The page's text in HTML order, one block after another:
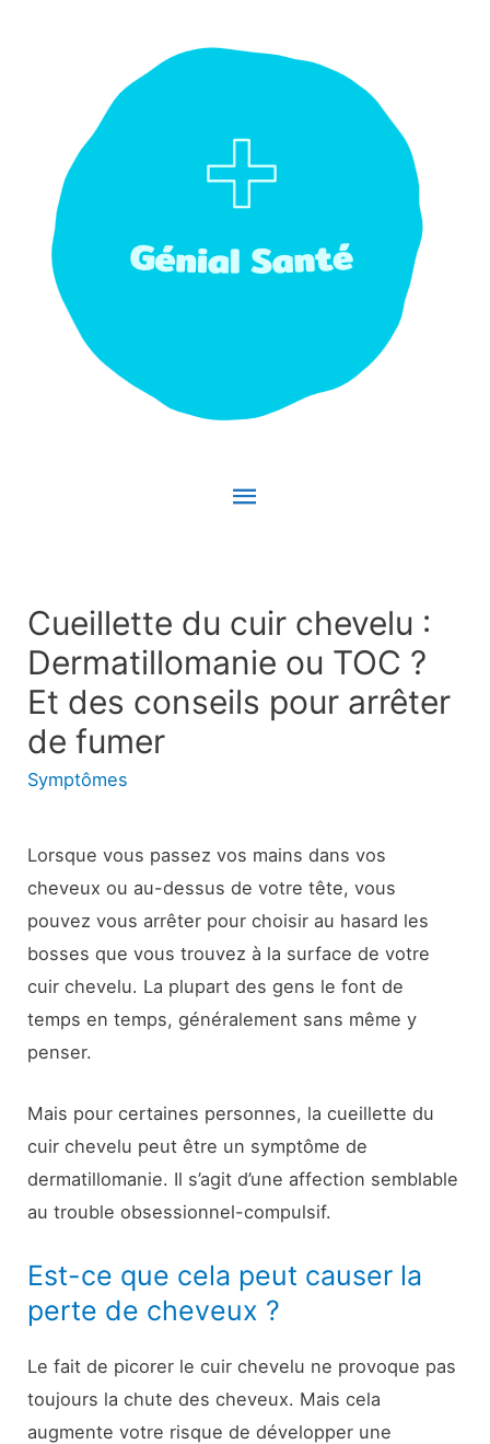
Menu
Cueillette du cuir chevelu :
Dermatillomanie ou TOC ?
Et des conseils pour arrêter
de fumer
Symptômes
Lorsque vous passez vos mains dans vos
cheveux ou au-dessus de votre tête, vous
pouvez vous arrêter pour choisir au hasard les
bosses que vous trouvez à la surface de votre
cuir chevelu. La plupart des gens le font de
temps en temps, généralement sans même y
penser.
Mais pour certaines personnes, la cueillette du
cuir chevelu peut être un symptôme de
dermatillomanie. Il s’agit d’une affection semblable
au trouble obsessionnel-compulsif.
Est-ce que cela peut causer la
perte de cheveux ?
Le fait de picorer le cuir chevelu ne provoque pas
toujours la chute des cheveux. Mais cela
augmente votre risque de développer une